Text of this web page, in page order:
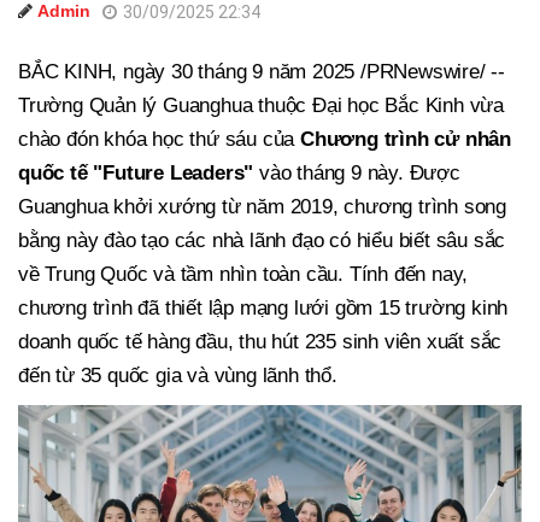
Admin 30/09/2025 22:34
BẮC KINH, ngày 30 tháng 9 năm 2025 /PRNewswire/ --
Trường Quản lý Guanghua thuộc Đại học Bắc Kinh vừa
chào đón khóa học thứ sáu củaChương trình cử nhân
quốc tế "Future Leaders" vào tháng 9 này. Được
Guanghua khởi xướng từ năm 2019, chương trình song
bằng này đào tạo các nhà lãnh đạo có hiểu biết sâu sắc
về Trung Quốc và tầm nhìn toàn cầu. Tính đến nay,
chương trình đã thiết lập mạng lưới gồm 15 trường kinh
doanh quốc tế hàng đầu, thu hút 235 sinh viên xuất sắc
đến từ 35 quốc gia và vùng lãnh thổ.